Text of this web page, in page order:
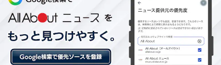
【12月の運勢】しし座（獅子座）
【12月の運勢】おとめ座（乙女座）
【12月の運勢】てんびん座（天秤座）
【12月の運勢】さそり座（蠍座）
【12月の運勢】いて座（射手座）